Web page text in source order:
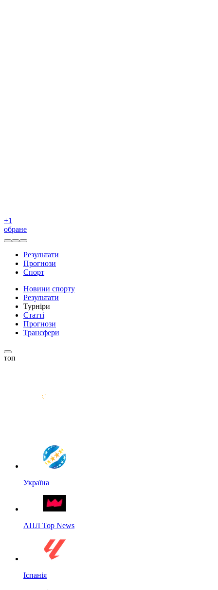
+1
обране
Результати
Прогнози
Спорт
Новини спорту
Результати
Турніри
Статті
Прогнози
Трансфери
топ
Україна
АПЛ Top News
Іспанія